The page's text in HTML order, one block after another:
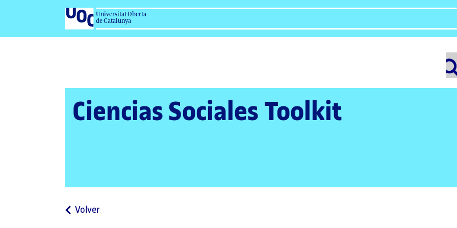
Universitat Oberta
de Catalunya
Ciencias Sociales Toolkit
Volvera